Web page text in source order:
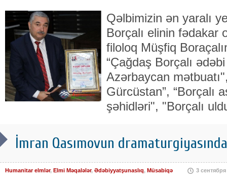
Qəlbimizin ən yaralı
Borçalı elinin fədakar
filoloq Müşfiq
“Çağdaş Borçalı
Azərbaycan
Gürcüstan”, “Borçalı
şəhidləri", "Borçalı
İmran Qasımovun
Humanitar elmlər, Elmi Məqalələr, Ədəbiyyatşunaslıq, Müsabiqə 3 сентября